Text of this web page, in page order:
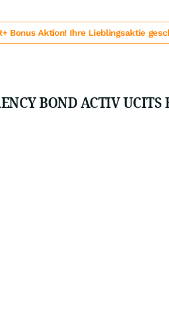
Bonus Aktion! Ihre Lieblingsaktie
BOND ACTIV